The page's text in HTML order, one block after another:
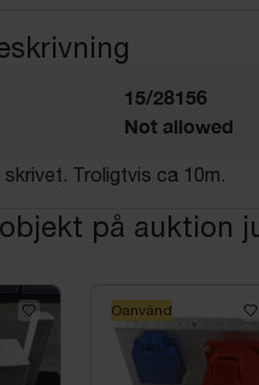
15/28156
Not allowed
Troligtvis ca 10m.
på auktion
Oanvänd